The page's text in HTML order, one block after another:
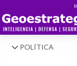
POLÍTICA